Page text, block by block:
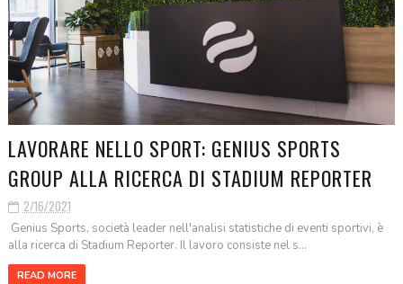
LAVORARE NELLO SPORT: GENIUS SPORTS
GROUP ALLA RICERCA DI STADIUM REPORTER
2/16/2021
Genius Sports, società leader nell'analisi statistiche di eventi sportivi, è
alla ricerca di Stadium Reporter. Il lavoro consiste nel s...
READ MORE